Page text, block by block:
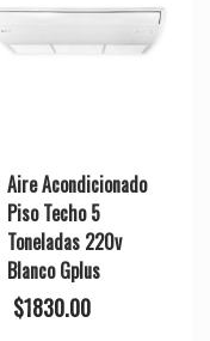
Aire Acondicionado
Piso Techo 5
Toneladas 220v
Blanco Gplus
$1830.00